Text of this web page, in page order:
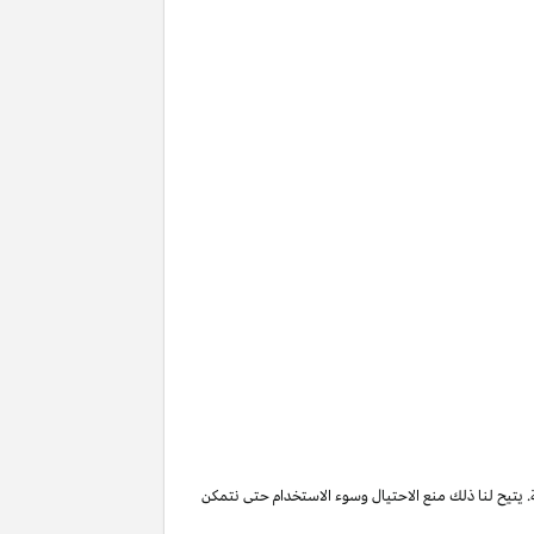
يتيح لنا ذلك منع الاحتيال وسوء الاستخدام حتى نتمكن